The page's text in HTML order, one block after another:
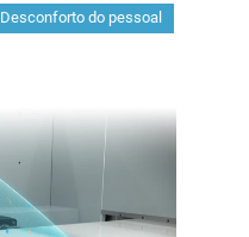
Desconforto do pessoal